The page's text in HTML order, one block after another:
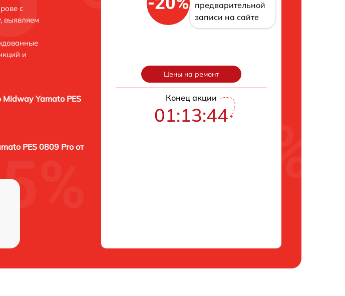
с
выявляем
и
Yamato PES
PES 0809 Pro от
предварительной
записи на сайте
Цены на ремонт
Конец акции
01:13:42